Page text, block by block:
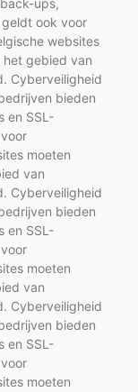
ups,
ook voor
websites
het gebied van
Cyberveiligheid
bieden
en SSL-
moeten
van
Cyberveiligheid
bieden
en SSL-
moeten
van
Cyberveiligheid
bieden
en SSL-
moeten